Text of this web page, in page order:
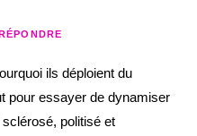
ils déploient du
pour essayer de dynamiser
politisé et